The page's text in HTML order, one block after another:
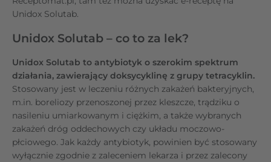
Unidox Solutab.
Unidox Solutab – co to za lek?
Unidox Solutab to antybiotyk o szerokim spektrum
działania, zawierający doksycyklinę z grupy tetracyklin.
Stosowany jest w leczeniu różnych zakażeń bakteryjnych,
m.in. boreliozy przenoszonej przez kleszcze, trądziku o
nasileniu umiarkowanym i ciężkim, a także wybranych
zakażeń dróg oddechowych czy układu moczowo-
płciowego. Jak każdy antybiotyk, powinien być stosowany
wyłącznie zgodnie z zaleceniem lekarza i przez zalecony